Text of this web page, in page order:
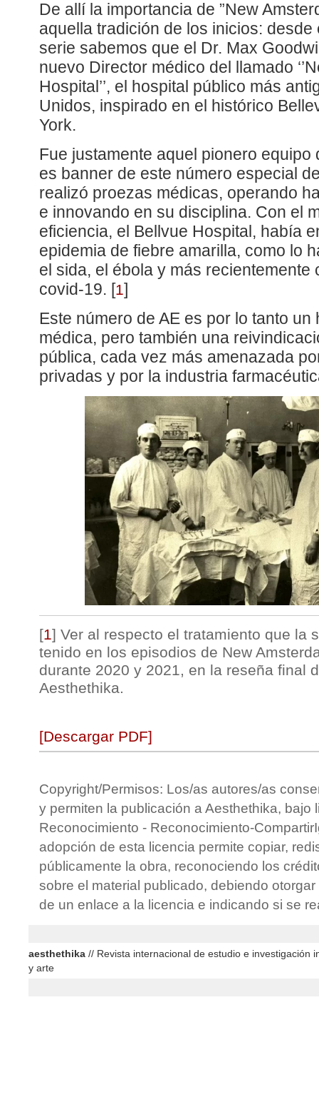
De allí la importancia de ”New
aquella tradición de los inicios:
serie sabemos que el Dr. Max
nuevo Director médico del llamado
Hospital’’, el hospital público más
Unidos, inspirado en el histórico
York.
Fue justamente aquel pionero
es banner de este número especial
realizó proezas médicas, operando
e innovando en su disciplina. Con el
eficiencia, el Bellvue Hospital, había
epidemia de fiebre amarilla, como lo
el sida, el ébola y más recientemente
covid-19. [1]
Este número de AE es por lo tanto un
médica, pero también una
pública, cada vez más amenazada
privadas y por la industria
[1] Ver al respecto el tratamiento que la
tenido en los episodios de New
durante 2020 y 2021, en la reseña final
Aesthethika.
[Descargar PDF]
Copyright/Permisos: Los/as autores/as
y permiten la publicación a Aesthethika, bajo
Reconocimiento - Reconocimiento-
adopción de esta licencia permite copiar,
públicamente la obra, reconociendo los
sobre el material publicado, debiendo
de un enlace a la licencia e indicando si se
aesthethika // Revista internacional de estudio e investigación
y arte